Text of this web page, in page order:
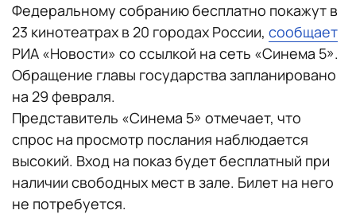
Федеральному собранию бесплатно покажут в
23 кинотеатрах в 20 городах России, сообщает
РИА «Новости» со ссылкой на сеть «Синема 5».
Обращение главы государства запланировано
на 29 февраля.
Представитель «Синема 5» отмечает, что
спрос на просмотр послания наблюдается
высокий. Вход на показ будет бесплатный при
наличии свободных мест в зале. Билет на него
не потребуется.